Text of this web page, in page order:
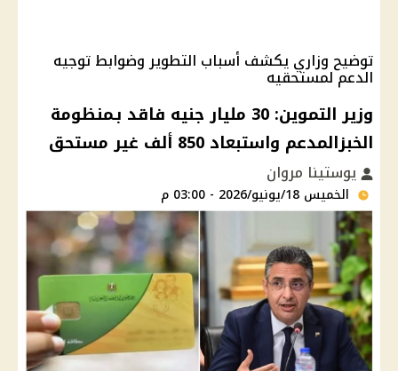
توضيح وزاري يكشف أسباب التطوير وضوابط توجيه
الدعم لمستحقيه
وزير التموين: 30 مليار جنيه فاقد بـمنظومة
الخبزالمدعم واستبعاد 850 ألف غير مستحق
يوستينا مروان
الخميس 18/يونيو/2026 - 03:00 م